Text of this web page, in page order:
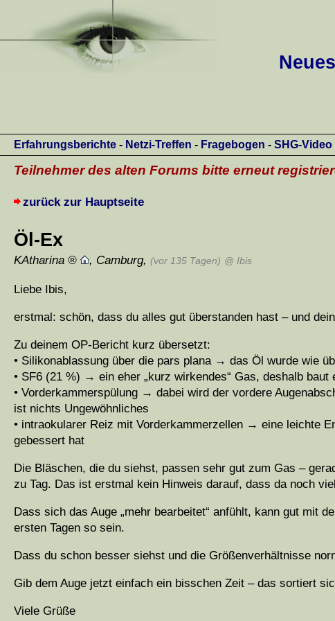
Erfahrungsberichte - Netzi-Treffen - Fragebogen - SHG-Video
Teilnehmer des alten Forums bitte erneut
zurück zur Hauptseite
Öl-Ex
KAtharina , Camburg, (vor 135 Tagen) @ Ibis
Liebe Ibis,
erstmal: schön, dass du alles gut überstanden hast – und
Zu deinem OP-Bericht kurz übersetzt:
• Silikonablassung über die pars plana → das Öl wurde wie
• SF6 (21 %) → ein eher „kurz wirkendes“ Gas, deshalb
• Vorderkammerspülung → dabei wird der vordere
ist nichts Ungewöhnliches
• intraokularer Reiz mit Vorderkammerzellen → eine leichte
gebessert hat
Die Bläschen, die du siehst, passen sehr gut zum Gas –
zu Tag. Das ist erstmal kein Hinweis darauf, dass da noch
Dass sich das Auge „mehr bearbeitet“ anfühlt, kann gut mit
ersten Tagen so sein.
Dass du schon besser siehst und die Größenverhältnisse
Gib dem Auge jetzt einfach ein bisschen Zeit – das sortiert
Viele Grüße